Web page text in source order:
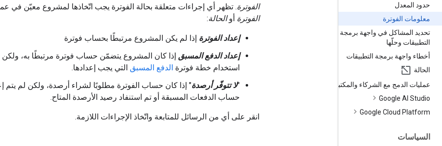
حدود المعدل
معلومات الفوترة
تحديد المشاكل في واجهة برمجة
التطبيقات وحلّها
أخطاء واجهة برمجة التطبيقات
الحالة
عمليات الدمج مع الشركاء والمكتبات
Google AI Studio
Google Cloud Platform
السياسات
الفوترة. تظهر أي إجراءات متعلقة بحالة الفوترة يجب اتّخاذها لمشروع معيّن في
الفوترة أوالحالة:
إعداد الفوترة إذا لم يكن المشروع مرتبطًا بحساب فوترة
إعداد الدفع المسبق إذا كان المشروع يتضمّن حساب فوترة مرتبطًا به،
استخدام خطة فوترة الدفع المسبق التي يجب إعدادها.
"لا تتوفّر أرصدة" إذا كان حساب الفوترة مطلوبًا لشراء أرصدة، ولكن لم يتم
حساب الدفعات المسبقة أو تم استنفاد رصيد الأرصدة المتاح.
انقر على أي من الرسائل للمتابعة واتّخاذ الإجراءات اللازمة.